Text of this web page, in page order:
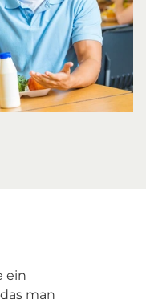
ein
man